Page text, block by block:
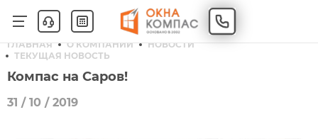
ГЛАВНАЯ О КОМПАНИИ
НОВОСТИ
ТЕКУЩАЯ НОВОСТЬ
Компас на Саров!
31 / 10 / 2019